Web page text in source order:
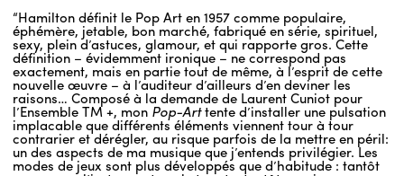
ABOUT
PARTNERS AND SUPPORTERS
ENGLISH
NEWSLETTER
CONTACTS
AGENDA
“Hamilton définit le Pop Art en 1957 comme populaire,
éphémère, jetable, bon marché, fabriqué en série, spirituel,
sexy, plein d’astuces, glamour, et qui rapporte gros. Cette
définition – évidemment ironique – ne correspond pas
exactement, mais en partie tout de même, à l’esprit de cette
nouvelle œuvre – à l’auditeur d’ailleurs d’en deviner les
raisons… Composé à la demande de Laurent Cuniot pour
l’Ensemble TM +, mon Pop-Arttente d’installer une pulsation
implacable que différents éléments viennent tour à tour
contrarier et dérégler, au risque parfois de la mettre en péril:
un des aspects de ma musique que j’entends privilégier. Les
modes de jeux sont plus développés que d’habitude : tantôt